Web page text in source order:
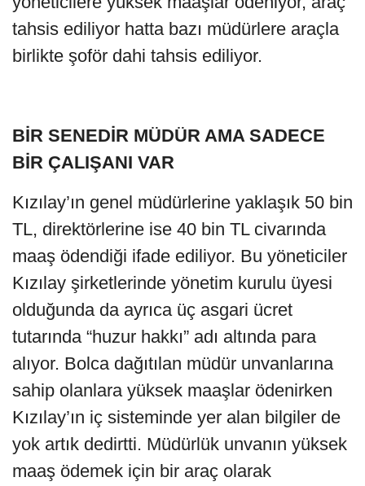
tahsis ediliyor hatta bazı müdürlere araçla
birlikte şoför dahi tahsis ediliyor.
BİR SENEDİR MÜDÜR AMA SADECE
BİR ÇALIŞANI VAR
Kızılay’ın genel müdürlerine yaklaşık 50 bin
TL, direktörlerine ise 40 bin TL civarında
maaş ödendiği ifade ediliyor. Bu yöneticiler
Kızılay şirketlerinde yönetim kurulu üyesi
olduğunda da ayrıca üç asgari ücret
tutarında “huzur hakkı” adı altında para
alıyor. Bolca dağıtılan müdür unvanlarına
sahip olanlara yüksek maaşlar ödenirken
Kızılay’ın iç sisteminde yer alan bilgiler de
yok artık dedirtti. Müdürlük unvanın yüksek
maaş ödemek için bir araç olarak